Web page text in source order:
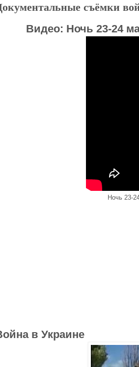
съёмки
Видео: Ночь 23-24
Ночь 23-
в Украине